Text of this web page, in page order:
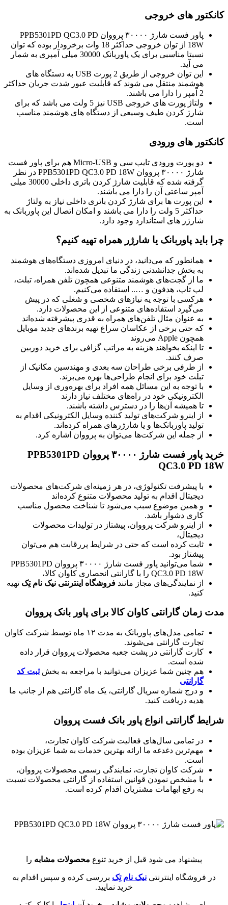
کانکتور های خروجی
پاور فست شارژ ۳۰۰۰۰ پرووان PPB5301PD QC3.0 PD
18W از توان خروجی حداکثر 18 وات برخرودار بوده که توان
نسبتا مناسبی برای یک پاوربانک 30000 میلی آمپری به شمار
می آید.
این توان خروجی از طریق 2 پورت USB به دستگاه های
هوشمند منتقل می شوند که قابلیت عبور شدت جریان حداکثر
2 آمپر را دارا می باشند.
ولتاژ پورت های خروجی USB نیز 5 ولت می باشد که برای
شارژ کردن طیف وسیعی از دستگاه های هوشمند مناسب
است.
کانکتور های ورودی
دو پورت ورودی تایپ سی و Micro-USB هم برای پاور فست
شارژ ۳۰۰۰۰ پرووان PPB5301PD QC3.0 PD 18W در نظر
گرفته شده که قابلیت شارژ کردن باتری داخلی 30000 میلی
آمپر ساعتی آن را دارا می باشند.
این پورت ها برای شارژ کردن باتری داخلی نیاز به ولتاژ
حداکثر 5 ولت را دارا می باشند و امکان اتصال این پاوربانک به
شارژر های استاندارد وجود دارد.
چرا باید پاوربانک یا شارژر همراه تهیه کنیم؟
همانطور که می‌دانید، در دنیای امروزی دستگاه‌های هوشمند
به بخش جدانشدنی زندگی ما تبدیل شده‌اند.
ما از گجت‌های هوشمند متنوعی همچون تلفن همراه، تبلت،
لپ تاپ، هدفون و ….. استفاده می‌کنیم.
هرکسی با توجه یه نیازهای شخصی و شغلی که در پیش
می‌گیرد استفاده‌های متنوعی از این محصولات دارد.
به عنوان مثال تلفن‌های همراه به قدری پیشرفته شده‌اند
که حتی برخی از عکاسان سراغ تهیه برندهای جدید موبایل
همچون Apple می‌روند
تا اینکه بخواهند هزینه به مراتب گزافی برای خرید دوربین
صرف کنند.
از طرفی برخی طراحان سه بعدی و مهندسین مکانیک از
تبلت خود برای انجام طراحی‌ها بهره می‌برند.
با توجه به این مسائل همه افراد برای بهره‌وری از وسایل
الکترونیکی خود در راه‌های مختلف نیاز دارند
تا همیشه آن‌ها را در دسترس داشته باشند.
از اینرو شرکت‌های تولید کننده وسایل الکترونیکی اقدام به
تولید پاوربانک‌ها و یا شارژرهای همراه کرده‌اند.
از جمله این شرکت‌ها می‌توان به پرووان اشاره کرد.
خرید پاور فست شارژ ۳۰۰۰۰ پرووان PPB5301PD
QC3.0 PD 18W
با پیشرفت تکنولوژی، در هر زمینه‌ای شرکت‌های محصولات
دیجیتال اقدام به تولید محصولات متنوع کرده‌اند
و همین موضوع سبب می‌شود تا شناخت محصول مناسب
کاری دشوار باشد.
از اینرو شرکت پرووان، پیشتاز در تولیدات محصولات
دیجیتال،
ثابت کرده است که حتی در شرایط پررقابت هم می‌توان
پیشتاز بود.
شما می‌توانید پاور فست شارژ ۳۰۰۰۰ پرووان PPB5301PD
QC3.0 PD 18W را با گارانتی انحصاری کاوان کالا،
از نمایندگی‌های مجاز مانند فروشگاه اینترنتی نیک نام تِک تهیه
کنید.
مدت زمان گارانتی کاوان کالا برای پاور بانک پرووان
تمامی مدل‌های پاوربانک به مدت ۱۲ ماه توسط شرکت کاوان
تجارت گارانتی می‌شوند.
کارت گارانتی در پشت جعبه محصولات پرووان قرار داده
شده است.
هم چنین شما عزیزان می‌توانید با مراجعه به بخشثبت کد
گارانتی
و درج شماره سریال گارانتی، یک ماه گارانتی هم از جانب ما
هدیه دریافت کنید.
شرایط گارانتی انواع پاور بانک فست پرووان
در تمامی سال‌های فعالیت شرکت کاوان تجارت،
مهم‌ترین دغدغه ما ارائه بهترین خدمات به شما عزیزان بوده
است.
شرکت کاوان تجارت، نمایندگی رسمی محصولات پرووان،
با مشخص نمودن قوانین استفاده از گارانتی محصولات نسبت
به رفع ابهامات مشتریان اقدام کرده است.
پیشنهاد می شود قبل از خرید تنوع محصولات مشابه را
در فروشگاه اینترنتی نیک نام تِک بررسی کرده و سپس اقدام به
خرید نمایید.